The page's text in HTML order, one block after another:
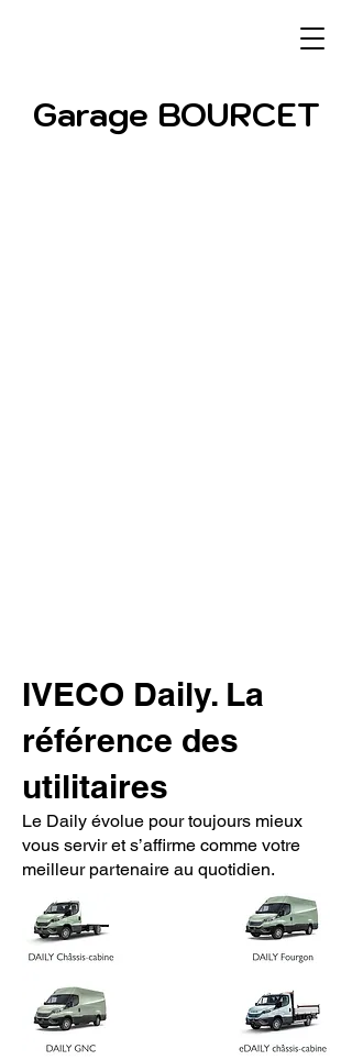
Garage BOURCET
IVECO Daily. La
référence des
utilitaires
Le Daily évolue pour toujours mieux
vous servir et s’affirme comme votre
meilleur partenaire au quotidien.